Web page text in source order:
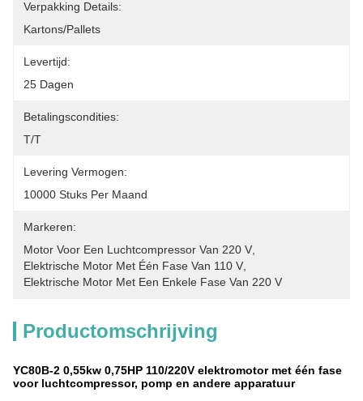
Verpakking Details:
Kartons/Pallets
Levertijd:
25 Dagen
Betalingscondities:
T/T
Levering Vermogen:
10000 Stuks Per Maand
Markeren:
Motor Voor Een Luchtcompressor Van 220 V
Elektrische Motor Met Één Fase Van 110 V
Elektrische Motor Met Een Enkele Fase Van 220 V
Productomschrijving
YC80B-2 0,55kw 0,75HP 110/220V elektromotor met één fase
voor luchtcompressor, pomp en andere apparatuur